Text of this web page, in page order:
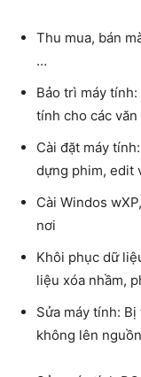
Thu mua, bán
…
Bảo trì máy
tính cho các
Cài đặt máy
dựng phim, edit
Cài Windos
nơi
Khôi phục dữ
liệu xóa nhầm,
Sửa máy tính:
không lên